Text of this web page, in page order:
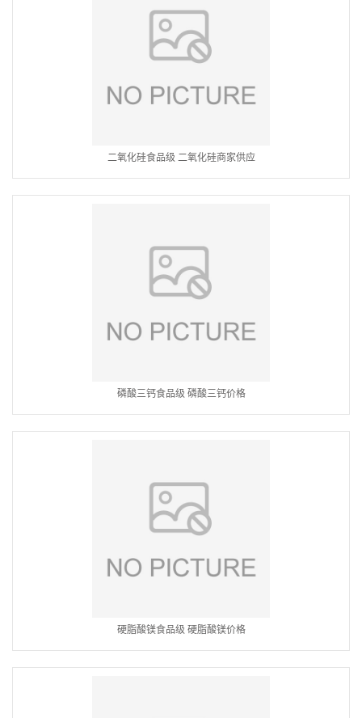
二氧化硅食品级 二氧化硅商家供应
磷酸三钙食品级 磷酸三钙价格
硬脂酸镁食品级 硬脂酸镁价格